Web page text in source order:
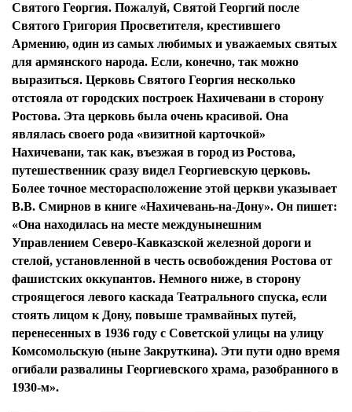
Святого Георгия. Пожалуй, Святой Георгий после
Святого Григория Просветителя, крестившего
Армению, один из самых любимых и уважаемых святых
для армянского народа. Если, конечно, так можно
выразиться. Церковь Святого Георгия несколько
отстояла от городских построек Нахичевани в сторону
Ростова. Эта церковь была очень красивой. Она
являлась своего рода «визитной карточкой»
Нахичевани, так как, въезжая в город из Ростова,
путешественник сразу видел Георгиевскую церковь.
Более точное месторасположение этой церкви указывает
В.В. Смирнов в книге «Нахичевань-на-Дону». Он пишет:
«Она находилась на месте междунынешним
Управлением Северо-Кавказской железной дороги и
стелой, установленной в честь освобождения Ростова от
фашистских оккупантов. Немного ниже, в сторону
строящегося левого каскада Театрального спуска, если
стоять лицом к Дону, повыше трамвайных путей,
перенесенных в 1936 году с Советской улицы на улицу
Комсомольскую (ныне Закруткина). Эти пути одно время
огибали развалины Георгиевского храма, разобранного в
1930-м».